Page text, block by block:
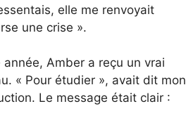
elle me renvoyait
une crise ».
Amber a reçu un vrai
« Pour étudier », avait dit mon
Le message était clair :